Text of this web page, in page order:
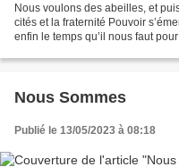
Nous voulons des abeilles, et
cités et la fraternité Pouvoir
enfin le temps qu’il nous faut
Nous Sommes
Publié le 13/05/2023 à 08:18